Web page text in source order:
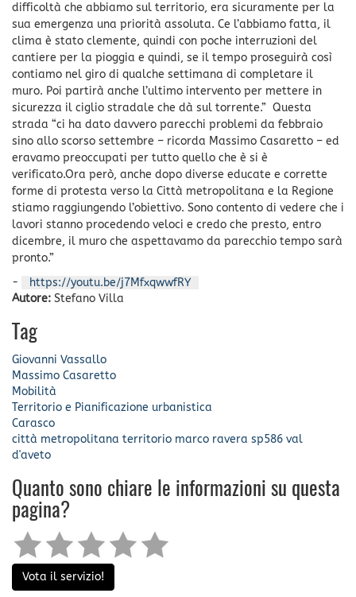
difficoltà che abbiamo sul territorio, era sicuramente per la
sua emergenza una priorità assoluta. Ce l’abbiamo fatta, il
clima è stato clemente, quindi con poche interruzioni del
cantiere per la pioggia e quindi, se il tempo proseguirà così
contiamo nel giro di qualche settimana di completare il
muro. Poi partirà anche l’ultimo intervento per mettere in
sicurezza il ciglio stradale che dà sul torrente.” Questa
strada “ci ha dato davvero parecchi problemi da febbraio
sino allo scorso settembre – ricorda Massimo Casaretto – ed
eravamo preoccupati per tutto quello che è si è
verificato.Ora però, anche dopo diverse educate e corrette
forme di protesta verso la Città metropolitana e la Regione
stiamo raggiungendo l’obiettivo. Sono contento di vedere che i
lavori stanno procedendo veloci e credo che presto, entro
dicembre, il muro che aspettavamo da parecchio tempo sarà
pronto.”
-
https://youtu.be/j7MfxqwwfRY
Autore: Stefano Villa
Tag
Giovanni Vassallo
Massimo Casaretto
Mobilità
Territorio e Pianificazione urbanistica
Carasco
città metropolitana territorio marco ravera sp586 val
d'aveto
Quanto sono chiare le informazioni su questa
pagina?
Vota il servizio!